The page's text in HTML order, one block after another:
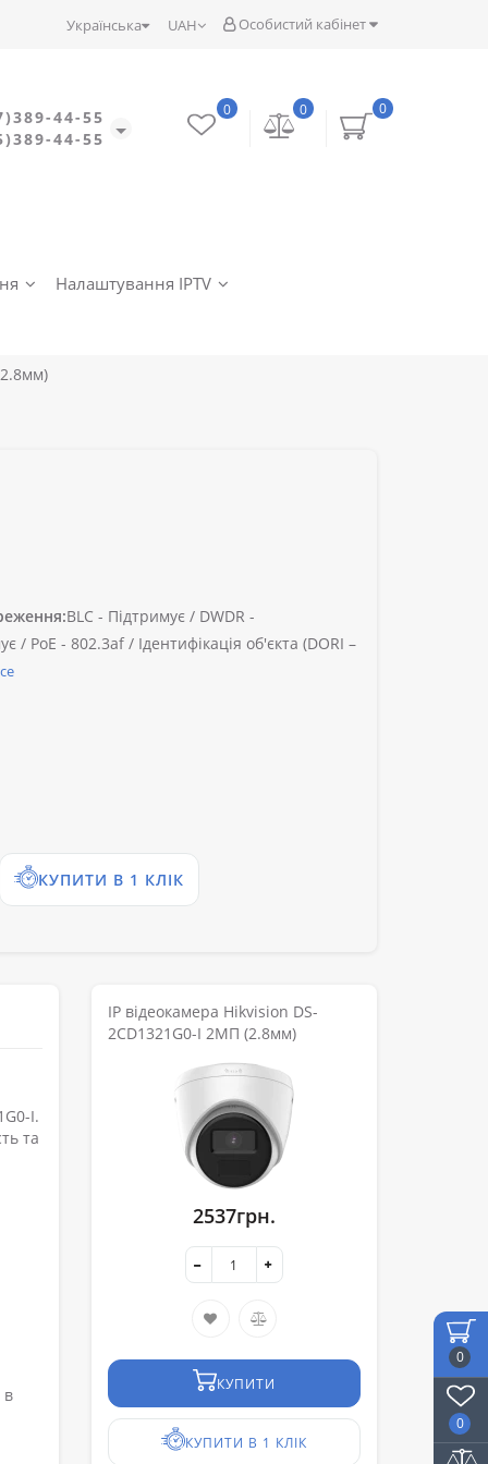
0
0
Особистий кабінет
UAH
Українська
44-55
44-55
0
0
0
Налаштування IPTV
BLC - Підтримує / DWDR -
/ PoE - 802.3af / Ідентифікація об'єкта (DORI –
КУПИТИ В 1 КЛІК
I.
та
в
IP відеокамера Hikvision DS-
2CD1321G0-I 2МП (2.8мм)
2537грн.
КУПИТИ
КУПИТИ В 1 КЛІК